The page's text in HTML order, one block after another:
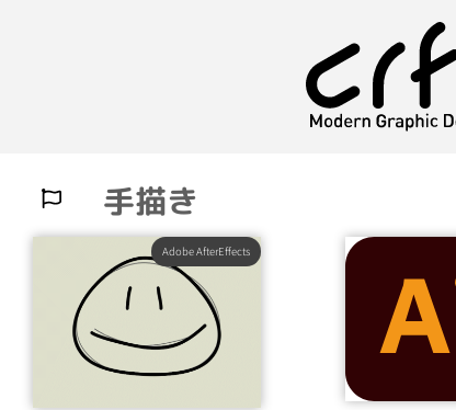
手描き
Adobe AfterEffects